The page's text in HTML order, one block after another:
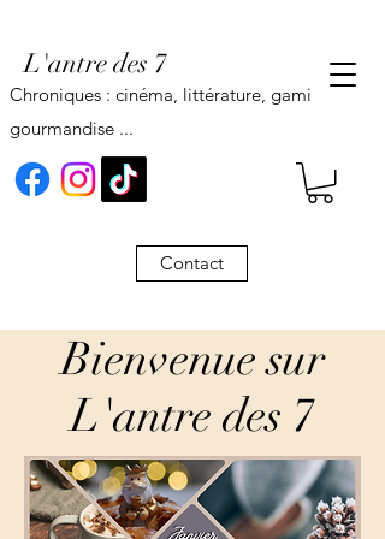
L'antre des 7
Contact
Chroniques : cinéma, littérature, gaming,
gourmandise ...
Bienvenue sur
L'antre des 7